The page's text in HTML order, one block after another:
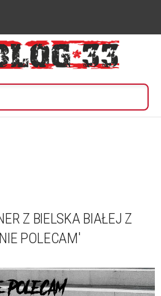
Z BIELSKA BIAŁEJ Z
POLECAM'